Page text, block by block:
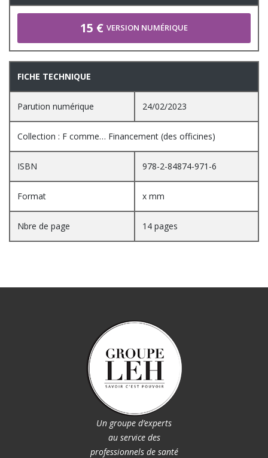
15 € VERSION NUMÉRIQUE
FICHE TECHNIQUE
Parution numérique 24/02/2023
Collection : F comme… Financement (des officines)
ISBN 978-2-84874-971-6
Format x mm
Nbre de page 14 pages
Un groupe d’experts
au service des
professionnels de santé